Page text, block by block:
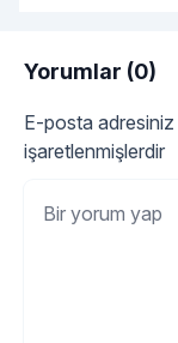
Yorumlar (0)
E-posta
işaretlenmişlerdir